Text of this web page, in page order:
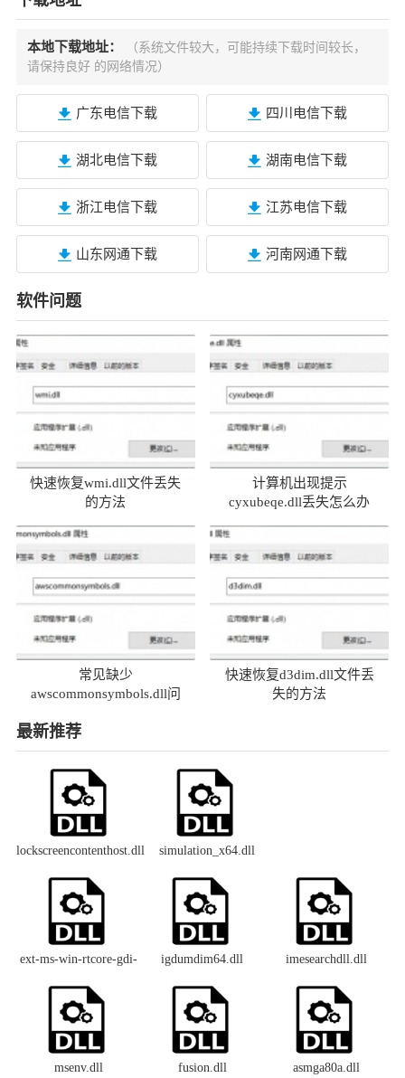
本地下载地址：
（系统文件较大，可能持续下载时间较长，
请保持良好 的网络情况）
广东电信下载 四川电信下载
湖北电信下载 湖南电信下载
浙江电信下载 江苏电信下载
山东网通下载 河南网通下载
软件问题
快速恢复wmi.dll文件丢失
的方法
计算机出现提示
cyxubeqe.dll丢失怎么办
常见缺少
awscommonsymbols.dll问
快速恢复d3dim.dll文件丢
失的方法
最新推荐
lockscreencontenthost.dll simulation_x64.dll
ext-ms-win-rtcore-gdi-
igdumdim64.dll imesearchdll.dll
msenv.dll fusion.dll asmga80a.dll